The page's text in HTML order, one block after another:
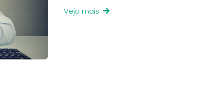
Veja mais